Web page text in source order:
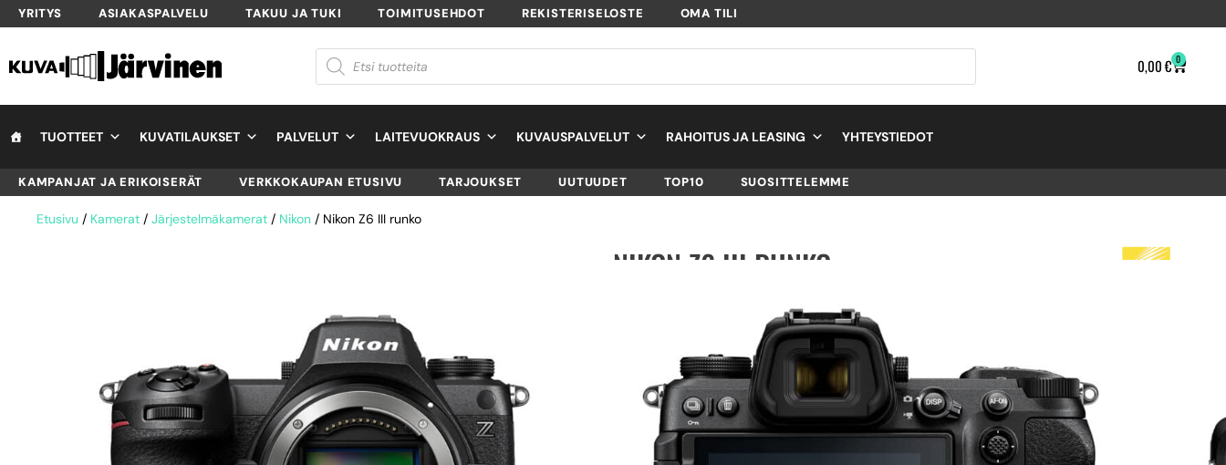
YRITYS ASIAKASPALVELU TAKUU JA TUKI TOIMITUSEHDOT REKISTERISELOSTE OMA TILI
0,00€ 0
TUOTTEET KUVATILAUKSET PALVELUT LAITEVUOKRAUS KUVAUSPALVELUT RAHOITUS JA LEASING YHTEYSTIEDOT
KAMPANJAT JA ERIKOISERÄT VERKKOKAUPAN ETUSIVU TARJOUKSET UUTUUDET TOP10 SUOSITTELEMME
Etusivu / Kamerat / Järjestelmäkamerat / Nikon / Nikon Z6 III runko
NIKON Z6 III RUNKO
TUOTTEEN SAATAVUUS
Oma varasto: Ei varastossa. (Toimitus 7-9 pv)